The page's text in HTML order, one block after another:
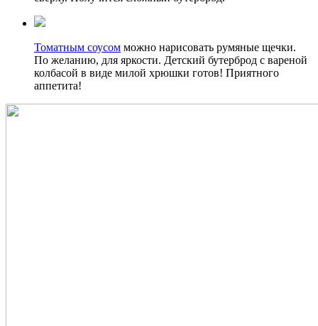
Томатным соусом можно нарисовать румяные щечки.
По желанию, для яркости. Детский бутерброд с вареной
колбасой в виде милой хрюшки готов! Приятного
аппетита!